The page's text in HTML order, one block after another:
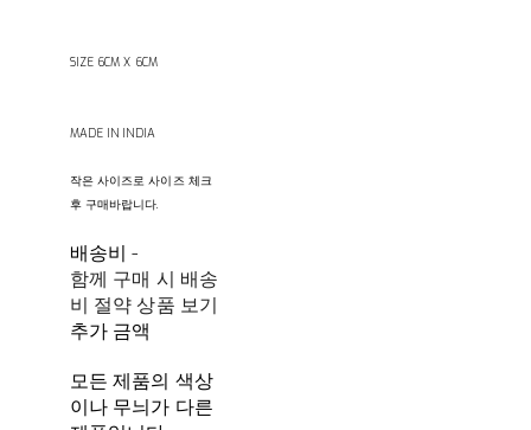
SIZE 6CM X 6CM
MADE IN INDIA
작은 사이즈로 사이즈 체크
후 구매바랍니다.
배송비-
함께 구매 시 배송
비 절약 상품 보기
추가 금액
모든 제품의 색상
이나 무늬가 다른